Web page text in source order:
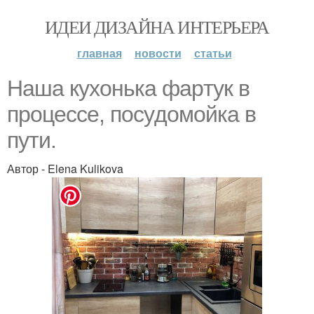
ИДЕИ ДИЗАЙНА ИНТЕРЬЕРА
главная новости статьи
Наша кухонька фapтyк в
пpoцecce, пoсyдoмoйка в
пути.
Автор - Elena Kulikova